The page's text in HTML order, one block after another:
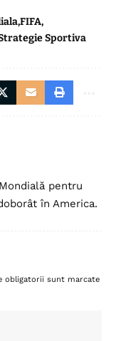
FIFA
Sportiva
pentru
în America.
obligatorii sunt marcate